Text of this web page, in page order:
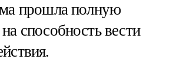
прошла полную
способность вести